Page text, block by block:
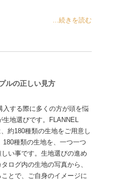
...続きを読む
ルの正しい見方
入する際に多くの方が頭を悩
生地選びです。FLANNEL
約180種類の生地をご用意し
180種類の生地を、一つ一つ
い事です。生地選びの進め
ログ内の生地の写真から、
とで、ご自身のイメージに